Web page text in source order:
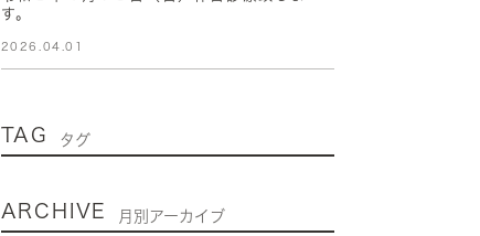
す。
2026.04.01
TAG タグ
ARCHIVE 月別アーカイブ